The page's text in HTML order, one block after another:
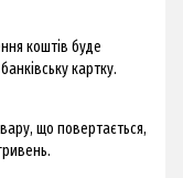
коштів буде
картку.
що повертається,